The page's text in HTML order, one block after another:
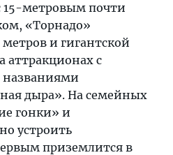
15-метровым почти
«Торнадо»
и гигантской
аттракционах с
дыра». На семейных
гонки» и
устроить
приземлится в